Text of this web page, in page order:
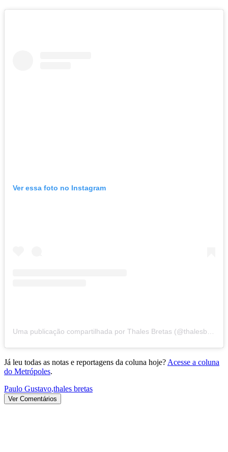
Ver essa foto no Instagram
Já leu todas as notas e reportagens da coluna hoje? Acesse a coluna
do Metrópoles.
Paulo Gustavo,thales bretas
Ver Comentários